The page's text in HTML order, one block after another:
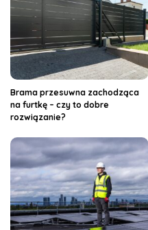
Brama przesuwna zachodząca
na furtkę – czy to dobre
rozwiązanie?